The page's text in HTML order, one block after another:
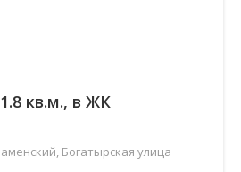
кв.м., в ЖК
Богатырская улица